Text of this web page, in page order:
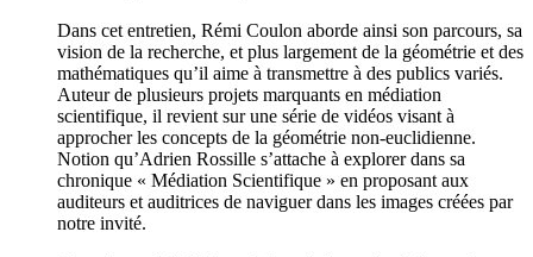
Dans cet entretien, Rémi Coulon aborde ainsi son parcours, sa
vision de la recherche, et plus largement de la géométrie et des
mathématiques qu’il aime à transmettre à des publics variés.
Auteur de plusieurs projets marquants en médiation
scientifique, il revient sur une série de vidéos visant à
approcher les concepts de la géométrie non-euclidienne.
Notion qu’Adrien Rossille s’attache à explorer dans sa
chronique « Médiation Scientifique » en proposant aux
auditeurs et auditrices de naviguer dans les images créées par
notre invité.